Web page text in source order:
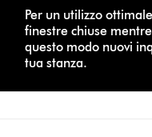
Per un utilizzo
finestre chiuse
questo modo nuovi
tua stanza.